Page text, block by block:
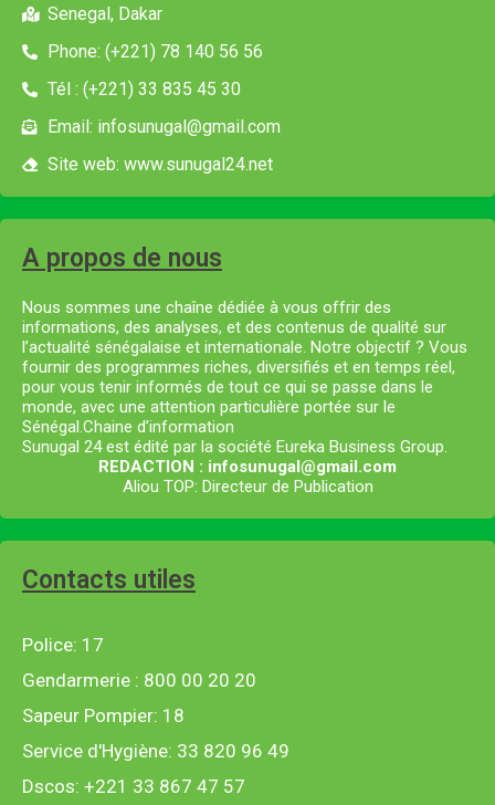
Senegal, Dakar
Phone: (+221) 78 140 56 56
Tél : (+221) 33 835 45 30
Email: infosunugal@gmail.com
Site web: www.sunugal24.net
A propos de nous
Nous sommes une chaîne dédiée à vous offrir des
informations, des analyses, et des contenus de qualité sur
l’actualité sénégalaise et internationale. Notre objectif ? Vous
fournir des programmes riches, diversifiés et en temps réel,
pour vous tenir informés de tout ce qui se passe dans le
monde, avec une attention particulière portée sur le
Sénégal.Chaine d’information
Sunugal 24 est édité par la société Eureka Business Group.
REDACTION : infosunugal@gmail.com
Aliou TOP: Directeur de Publication
Contacts utiles
Police: 17
Gendarmerie : 800 00 20 20
Sapeur Pompier: 18
Service d'Hygiène: 33 820 96 49
Dscos: +221 33 867 47 57